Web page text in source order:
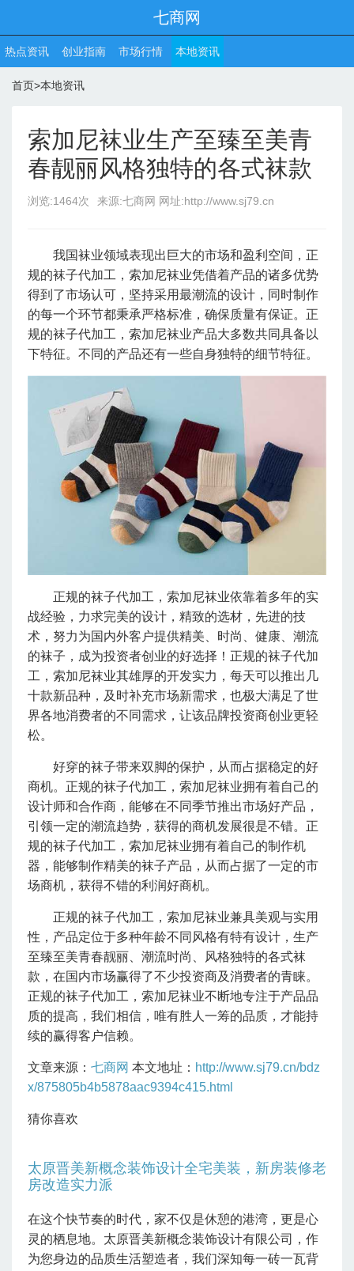
七商网
热点资讯 创业指南 市场行情 本地资讯
首页>本地资讯
索加尼袜业生产至臻至美青
春靓丽风格独特的各式袜款
浏览:1464次 来源:七商网 网址:http://www.sj79.cn
我国袜业领域表现出巨大的市场和盈利空间，正
规的袜子代加工，索加尼袜业凭借着产品的诸多优势
得到了市场认可，坚持采用最潮流的设计，同时制作
的每一个环节都秉承严格标准，确保质量有保证。正
规的袜子代加工，索加尼袜业产品大多数共同具备以
下特征。不同的产品还有一些自身独特的细节特征。
正规的袜子代加工，索加尼袜业依靠着多年的实
战经验，力求完美的设计，精致的选材，先进的技
术，努力为国内外客户提供精美、时尚、健康、潮流
的袜子，成为投资者创业的好选择！正规的袜子代加
工，索加尼袜业其雄厚的开发实力，每天可以推出几
十款新品种，及时补充市场新需求，也极大满足了世
界各地消费者的不同需求，让该品牌投资商创业更轻
松。
好穿的袜子带来双脚的保护，从而占据稳定的好
商机。正规的袜子代加工，索加尼袜业拥有着自己的
设计师和合作商，能够在不同季节推出市场好产品，
引领一定的潮流趋势，获得的商机发展很是不错。正
规的袜子代加工，索加尼袜业拥有着自己的制作机
器，能够制作精美的袜子产品，从而占据了一定的市
场商机，获得不错的利润好商机。
正规的袜子代加工，索加尼袜业兼具美观与实用
性，产品定位于多种年龄不同风格有特有设计，生产
至臻至美青春靓丽、潮流时尚、风格独特的各式袜
款，在国内市场赢得了不少投资商及消费者的青睐。
正规的袜子代加工，索加尼袜业不断地专注于产品品
质的提高，我们相信，唯有胜人一筹的品质，才能持
续的赢得客户信赖。
文章来源： 七商网 本文地址： http://www.sj79.cn/bdz
x/875805b4b5878aac9394c415.html
猜你喜欢
太原晋美新概念装饰设计全宅美装，新房装修老
房改造实力派
在这个快节奏的时代，家不仅是休憩的港湾，更是心
灵的栖息地。太原晋美新概念装饰设计有限公司，作
为您身边的品质生活塑造者，我们深知每一砖一瓦背